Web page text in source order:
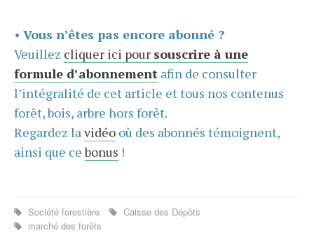
• Vous n’êtes pas encore abonné ?
Veuillez cliquer ici pour souscrire à une
formule d’abonnement afin de consulter
l’intégralité de cet article et tous nos contenus
forêt, bois, arbre hors forêt.
Regardez lavidéo où des abonnés témoignent,
ainsi que cebonus !
Société forestière
Caisse des Dépôts
marché des forêts